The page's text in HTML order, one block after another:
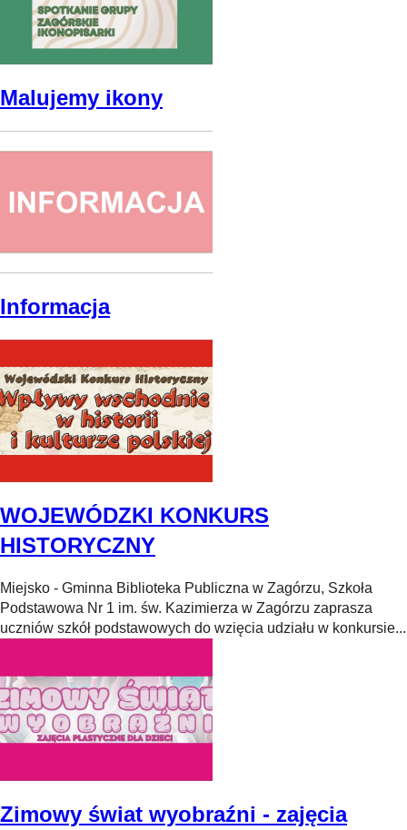
Malujemy ikony
Informacja
WOJEWÓDZKI KONKURS
HISTORYCZNY
Miejsko - Gminna Biblioteka Publiczna w Zagórzu, Szkoła
Podstawowa Nr 1 im. św. Kazimierza w Zagórzu zaprasza
uczniów szkół podstawowych do wzięcia udziału w konkursie...
Zimowy świat wyobraźni - zajęcia